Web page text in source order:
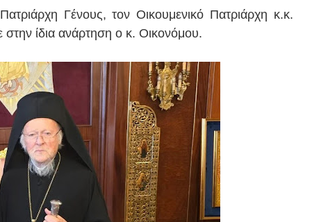
Γένους, τον Οικουμενικό Πατριάρχη κ.κ.
στην ίδια ανάρτηση ο κ. Οικονόμου.